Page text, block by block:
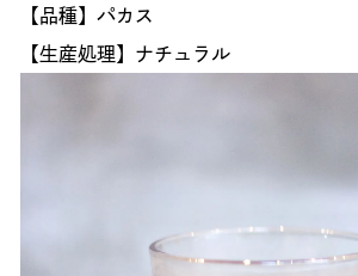
【品種】パカス
【生産処理】ナチュラル